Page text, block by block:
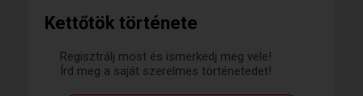
Kettőtök története
Regisztrálj most és ismerkedj meg vele!
Írd meg a saját szerelmes történetedet!